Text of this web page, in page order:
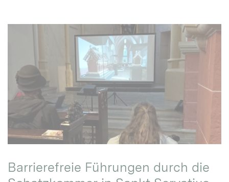
Barrierefreie Führungen durch die